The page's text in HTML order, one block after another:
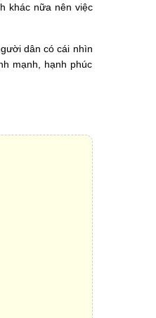
khác nữa nên việc
dân có cái nhìn
mạnh, hạnh phúc